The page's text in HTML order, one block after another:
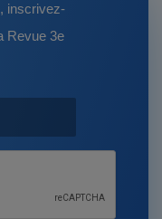
inscrivez-
Revue 3e